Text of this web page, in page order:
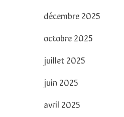
décembre 2025
octobre 2025
juillet 2025
juin 2025
avril 2025